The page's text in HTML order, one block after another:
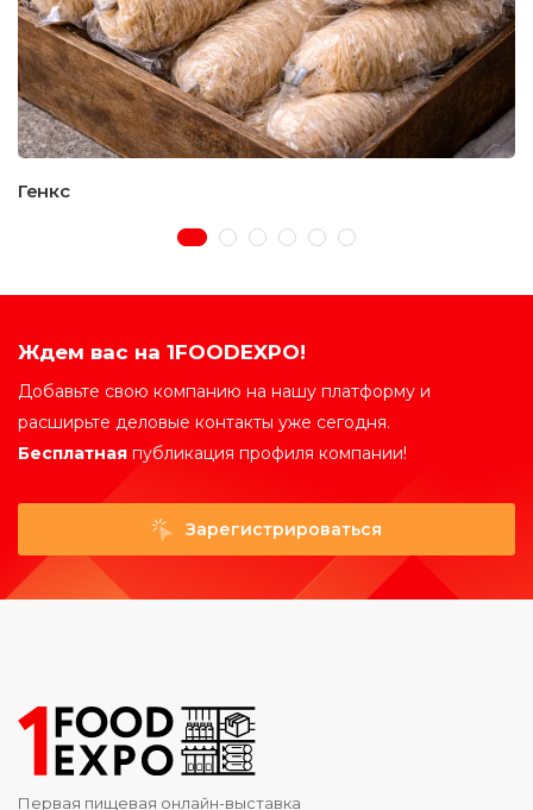
Генкс
Ждем вас на 1FOODEXPO!
Добавьте свою компанию на нашу платформу и
расширьте деловые контакты уже сегодня.
Бесплатная публикация профиля компании!
Зарегистрироваться
Первая пищевая онлайн-выставка